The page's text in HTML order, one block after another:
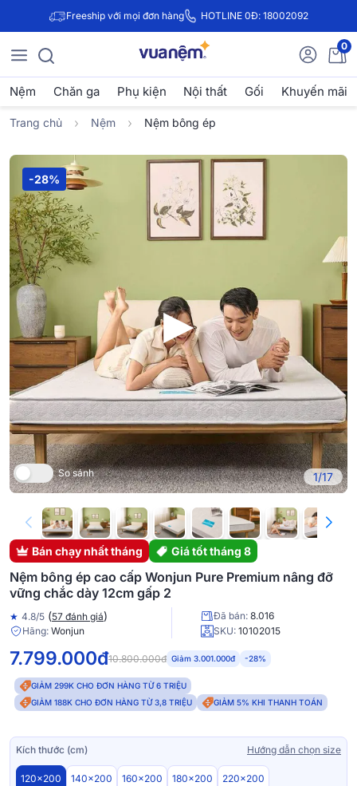
Freeship với mọi đơn hàng HOTLINE 0Đ: 18002092
0
Nệm Chăn ga Phụ kiện Nội thất Gối Khuyến mãi
Trang chủ Nệm Nệm bông ép
-28%
So sánh 1/17
▶
Bán chạy nhất tháng Giá tốt tháng 8
Nệm bông ép cao cấp Wonjun Pure Premium nâng đỡ
vững chắc dày 12cm gấp 2
★ 4.8/5 (57 đánh giá) Đã bán: 8.016
Hãng: Wonjun SKU: 10102015
7.799.000đ10.800.000đ Giảm 3.001.000đ -28%
GIẢM 299K CHO ĐƠN HÀNG TỪ 6 TRIỆU
GIẢM 188K CHO ĐƠN HÀNG TỪ 3,8 TRIỆU
GIẢM 5% KHI THANH TOÁN
Kích thước (cm) Hướng dẫn chọn size
120x200 140x200 160x200 180x200 220x200